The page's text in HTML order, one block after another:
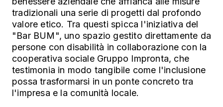
tradizionali una serie di progetti dal profondo
valore etico. Tra questi spicca l'iniziativa del
"Bar BUM", uno spazio gestito direttamente da
persone con disabilità in collaborazione con la
cooperativa sociale Gruppo Impronta, che
testimonia in modo tangibile come l'inclusione
possa trasformarsi in un ponte concreto tra
l'impresa e la comunità locale.